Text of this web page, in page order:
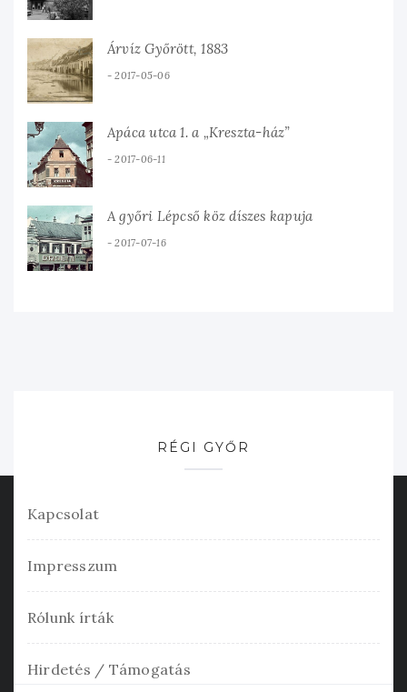
Árvíz Győrött, 1883
2017-05-06
Apáca utca 1. a „Kreszta-ház”
2017-06-11
A győri Lépcső köz díszes kapuja
2017-07-16
RÉGI GYŐR
Kapcsolat
Impresszum
Rólunk írták
Hirdetés / Támogatás